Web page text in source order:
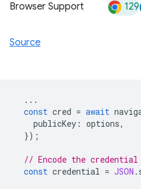
Browser Support 129
Source
...
const cred = await
publicKey : options,
});
// Encode the
const credential = JSON .